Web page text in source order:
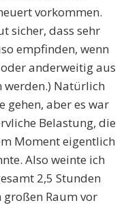
vorkommen.
sicher, dass sehr
empfinden, wenn
anderweitig aus
werden.) Natürlich
gehen, aber es war
Belastung, die
Moment eigentlich
Also weinte ich
2,5 Stunden
großen Raum vor